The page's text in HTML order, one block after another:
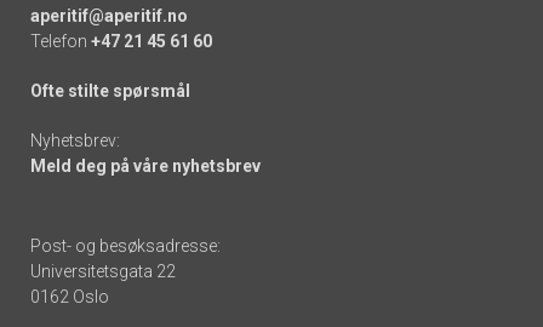
aperitif@aperitif.no
Telefon +47 21 45 61 60
Ofte stilte spørsmål
Nyhetsbrev:
Meld deg på våre nyhetsbrev
Post- og besøksadresse:
Universitetsgata 22
0162 Oslo